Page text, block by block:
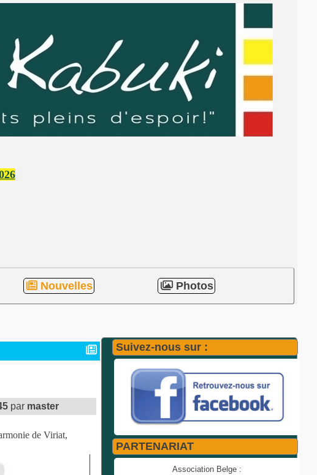
Nouvelles Photos
par master
de Viriat,
Suivez-nous sur :
PARTENARIAT
Association Belge :